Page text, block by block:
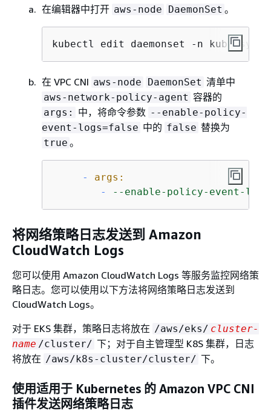
在编辑器中打开 aws-node DaemonSet 。
kubectl edit daemonset -n kube-
在 VPC CNI aws-node DaemonSet 清单中
aws-network-policy-agent 容器的
args: 中，将命令参数 --enable-policy-
event-logs=false 中的 false 替换为
true 。
-
args:
-
--enable-policy-event-
将网络策略日志发送到 Amazon
CloudWatch Logs
您可以使用 Amazon CloudWatch Logs 等服务监控网络策
略日志。您可以使用以下方法将网络策略日志发送到
CloudWatch Logs。
对于 EKS 集群，策略日志将放在 /aws/eks/ cluster-
name /cluster/ 下；对于自主管理型 K8S 集群，日志
将放在 /aws/k8s-cluster/cluster/ 下。
使用适用于 Kubernetes 的 Amazon VPC CNI
插件发送网络策略日志